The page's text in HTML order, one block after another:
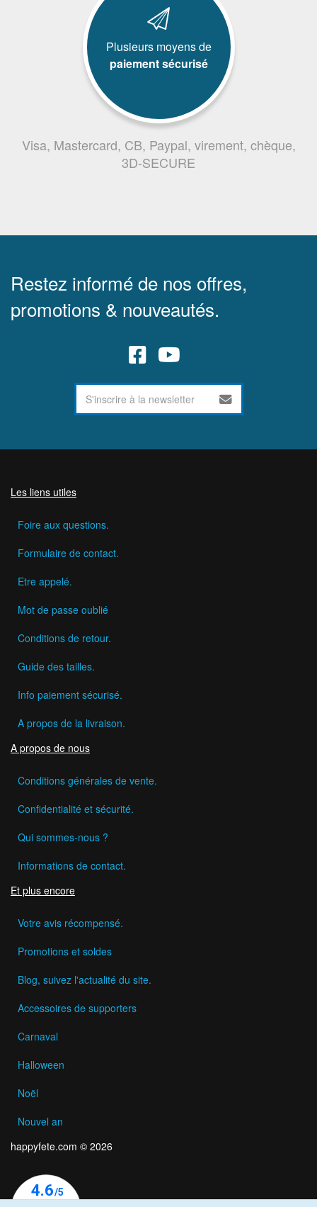
Plusieurs moyens de
paiement sécurisé
Visa, Mastercard, CB, Paypal, virement, chèque,
3D-SECURE
Restez informé de nos offres,
promotions & nouveautés.
Les liens utiles
Foire aux questions.
Formulaire de contact.
Etre appelé.
Mot de passe oublié
Conditions de retour.
Guide des tailles.
Info paiement sécurisé.
A propos de la livraison.
A propos de nous
Conditions générales de vente.
Confidentialité et sécurité.
Qui sommes-nous ?
Informations de contact.
Et plus encore
Votre avis récompensé.
Promotions et soldes
Blog, suivez l'actualité du site.
Accessoires de supporters
Carnaval
Halloween
Noël
Nouvel an
happyfete.com © 2026